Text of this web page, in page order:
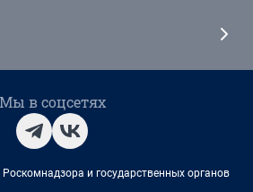
Мы в соцсетях
и государственных органов